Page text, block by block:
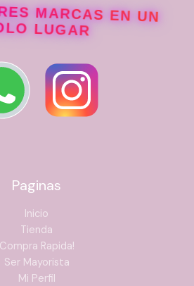
MARCAS EN UN
LUGAR
Paginas
Inicio
Tienda
Compra Rapida!
Ser Mayorista
Mi Perfil